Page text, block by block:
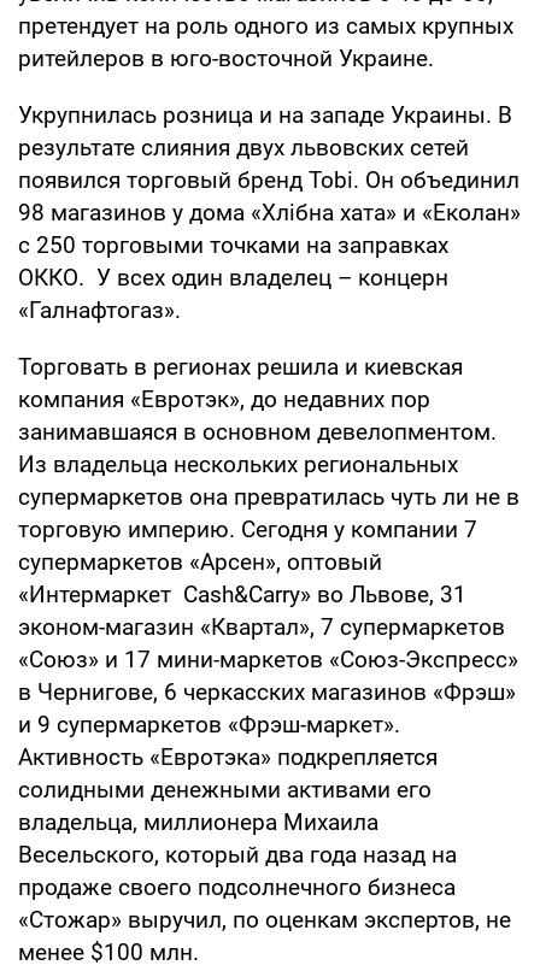
претендует на роль одного из самых крупных
ритейлеров в юго-восточной Украине.
Укрупнилась розница и на западе Украины. В
результате слияния двух львовских сетей
появился торговый бренд Tobi. Он объединил
98 магазинов у дома «Хлібна хата» и «Еколан»
с 250 торговыми точками на заправках
ОККО. У всех один владелец – концерн
«Галнафтогаз».
Торговать в регионах решила и киевская
компания «Евротэк», до недавних пор
занимавшаяся в основном девелопментом.
Из владельца нескольких региональных
супермаркетов она превратилась чуть ли не в
торговую империю. Сегодня у компании 7
супермаркетов «Арсен», оптовый
«Интермаркет Cash&Carry» во Львове, 31
эконом-магазин «Квартал», 7 супермаркетов
«Союз» и 17 мини-маркетов «Союз-Экспресс»
в Чернигове, 6 черкасских магазинов «Фрэш»
и 9 супермаркетов «Фрэш-маркет».
Активность «Евротэка» подкрепляется
солидными денежными активами его
владельца, миллионера Михаила
Весельского, который два года назад на
продаже своего подсолнечного бизнеса
«Стожар» выручил, по оценкам экспертов, не
менее $100 млн.